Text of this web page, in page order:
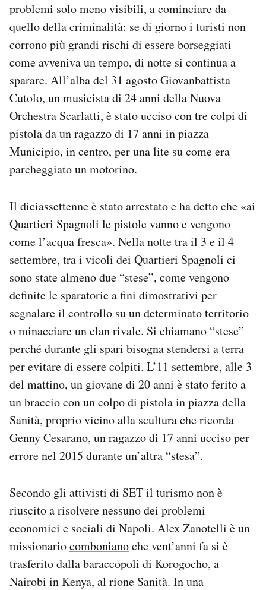
problemi solo meno visibili, a cominciare da
quello della criminalità: se di giorno i turisti non
corrono più grandi rischi di essere borseggiati
come avveniva un tempo, di notte si continua a
sparare. All’alba del 31 agosto Giovanbattista
Cutolo, un musicista di 24 anni della Nuova
Orchestra Scarlatti, è stato ucciso con tre colpi di
pistola da un ragazzo di 17 anni in piazza
Municipio, in centro, per una lite su come era
parcheggiato un motorino.
Il diciassettenne è stato arrestato e ha detto che «ai
Quartieri Spagnoli le pistole vanno e vengono
come l’acqua fresca». Nella notte tra il 3 e il 4
settembre, tra i vicoli dei Quartieri Spagnoli ci
sono state almeno due “stese”, come vengono
definite le sparatorie a fini dimostrativi per
segnalare il controllo su un determinato territorio
o minacciare un clan rivale. Si chiamano “stese”
perché durante gli spari bisogna stendersi a terra
per evitare di essere colpiti. L’11 settembre, alle 3
del mattino, un giovane di 20 anni è stato ferito a
un braccio con un colpo di pistola in piazza della
Sanità, proprio vicino alla scultura che ricorda
Genny Cesarano, un ragazzo di 17 anni ucciso per
errore nel 2015 durante un’altra “stesa”.
Secondo gli attivisti di SET il turismo non è
riuscito a risolvere nessuno dei problemi
economici e sociali di Napoli. Alex Zanotelli è un
missionariocombonianoche vent’anni fa si è
trasferito dalla baraccopoli di Korogocho, a
Nairobi in Kenya, al rione Sanità. In una